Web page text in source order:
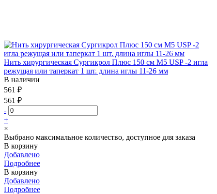
Нить хирургическая Сургикрол Плюс 150 см М5 USP -2 игла
режущая или таперкат 1 шт. длина иглы 11-26 мм
В наличии
561 ₽
561 ₽
-
+
×
Выбрано максимальное количество, доступное для заказа
В корзину
Добавлено
Подробнее
В корзину
Добавлено
Подробнее